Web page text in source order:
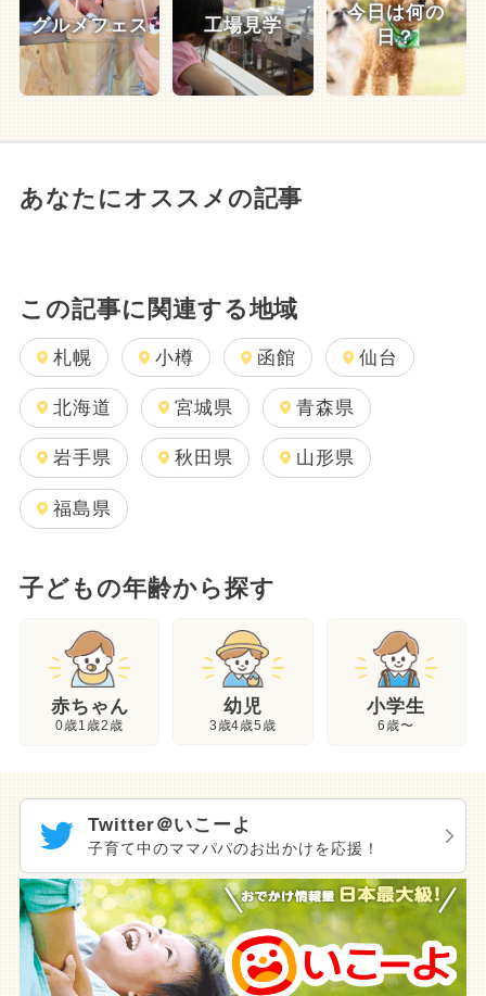
グルメフェス 工場見学
今日は何の
日？
あなたにオススメの記事
この記事に関連する地域
札幌 小樽 函館 仙台
北海道 宮城県 青森県
岩手県 秋田県 山形県
福島県
子どもの年齢から探す
赤ちゃん
0歳1歳2歳
幼児
3歳4歳5歳
小学生
6歳〜
Twitter＠いこーよ
子育て中のママパパのお出かけを応援！